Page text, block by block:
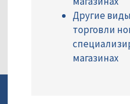
Другие
торговли
магазинах